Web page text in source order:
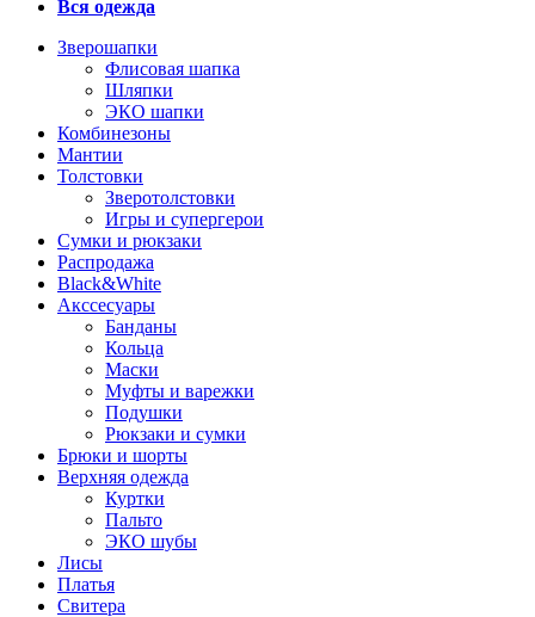
Вся одежда
Зверошапки
Флисовая шапка
Шляпки
ЭКО шапки
Комбинезоны
Мантии
Толстовки
Зверотолстовки
Игры и супергерои
Сумки и рюкзаки
Распродажа
Black&White
Акссесуары
Банданы
Кольца
Маски
Муфты и варежки
Подушки
Рюкзаки и сумки
Брюки и шорты
Верхняя одежда
Куртки
Пальто
ЭКО шубы
Лисы
Платья
Свитера